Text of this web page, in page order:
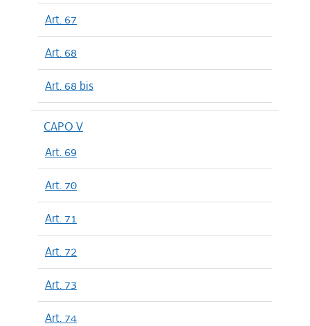
Art. 67
Art. 68
Art. 68 bis
CAPO V
Art. 69
Art. 70
Art. 71
Art. 72
Art. 73
Art. 74